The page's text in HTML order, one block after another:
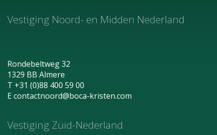
Vestiging Noord- en Midden Nederland
Rondebeltweg 32
1329 BB Almere
T +31 (0)88 400 59 00
Econtactnoord@boca-kristen.com
Vestiging Zuid-Nederland